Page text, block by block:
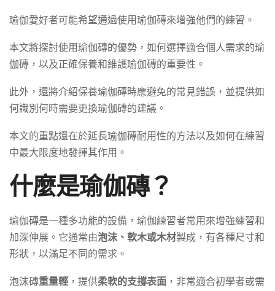
瑜伽愛好者可能希望通過使用瑜伽磚來增強他們的練習。
本文將探討使用瑜伽磚的優勢，如何選擇適合個人需求的瑜
伽磚，以及正確保養和維護瑜伽磚的重要性。
此外，還將介紹保養瑜伽磚時應避免的常見錯誤，並提供如
何識別何時需要更換瑜伽磚的建議。
本文的重點還在於延長瑜伽磚耐用性的方法以及如何在練習
中最大限度地發揮其作用。
什麼是瑜伽磚？
瑜伽磚是一種多功能的設備，瑜伽練習者常用來增強練習和
加深伸展。它通常由泡沫、軟木或木材製成，有各種尺寸和
形狀，以滿足不同的需求。
泡沫磚重量輕 ，提供柔軟的支撐表面 ，非常適合初學者或需